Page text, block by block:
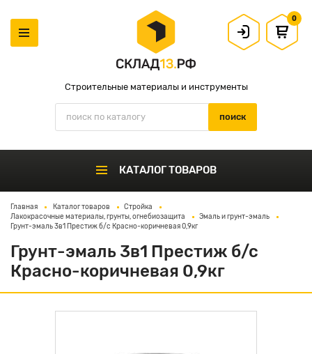
Строительные материалы и инструменты
0
КАТАЛОГ ТОВАРОВ
Главная Каталог товаров
Стройка
Лакокрасочные материалы, грунты, огнебиозащита
Эмаль и грунт-эмаль
Грунт-эмаль 3в1 Престиж б/с Красно-коричневая 0,9кг
Грунт-эмаль 3в1 Престиж б/с
Красно-коричневая 0,9кг